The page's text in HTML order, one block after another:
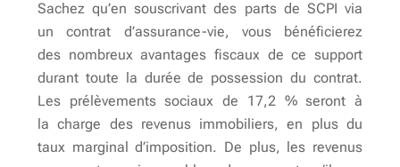
Sachez qu’en souscrivant des parts de SCPI via
un contrat d’assurance-vie, vous bénéficierez
des nombreux avantages fiscaux de ce support
durant toute la durée de possession du contrat.
Les prélèvements sociaux de 17,2 % seront à
la charge des revenus immobiliers, en plus du
taux marginal d’imposition. De plus, les revenus